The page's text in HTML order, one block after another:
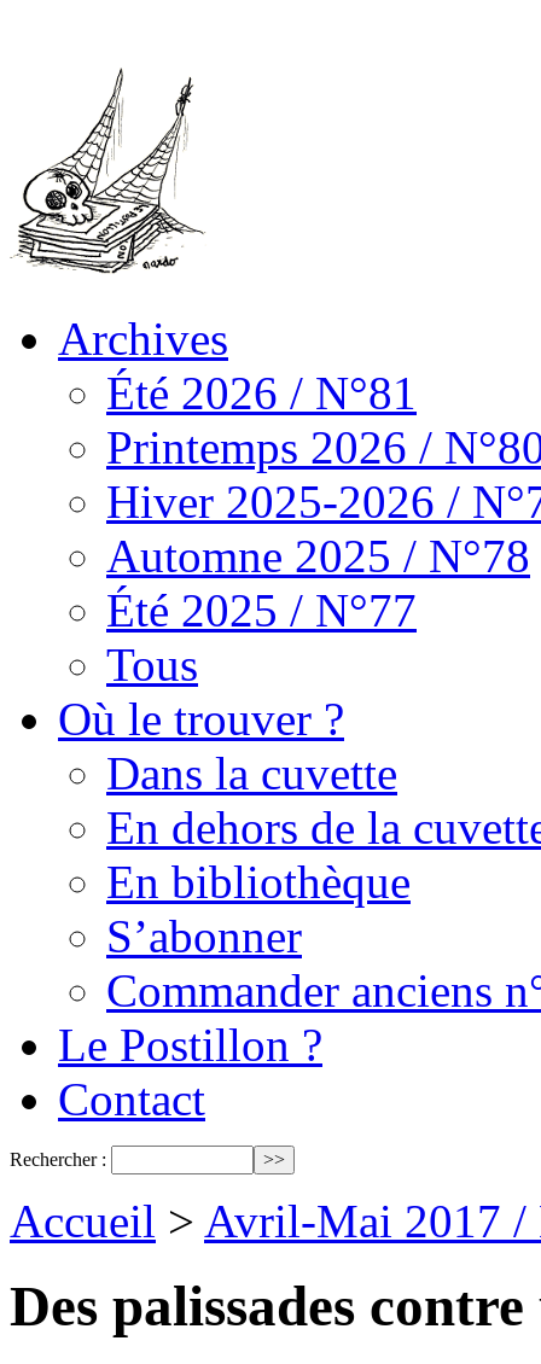
Archives
Été 2026 / N°81
Printemps 2026 /
Hiver 2025-2026 /
Automne 2025 / N°78
Été 2025 / N°77
Tous
Où le trouver ?
Dans la cuvette
En dehors de la
En bibliothèque
S’abonner
Commander anciens
Le Postillon ?
Contact
Rechercher :
Accueil > Avril-Mai 2017 /
Des palissades